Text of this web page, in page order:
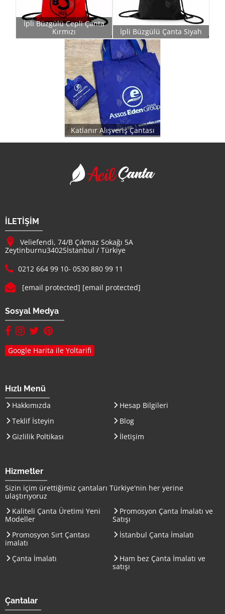
İpli Büzgülü Cepli Çanta
Kırmızı
İpli Büzgülü Çanta Siyah
Katlanır Alışveriş Çantası
İLETİŞİM
Adresimiz :
Veliefendi, 74/B Çıkmaz Sokağı 5A
Zeytinburnu34025İstanbul / Türkiye
Telefon :
0212 664 99 10- 0530 880 99 11
E-mail :
[email protected] [email protected]
Sosyal Medya
facebook hesabımız(yeni sayfada açılır)
instagram hesabımız(yeni sayfada açılır)
twitter hesabımız(yeni sayfada açılır)
pinterest hesabımız (yeni sayfada açılır)
Google Harita ile Yoltarifi
Hızlı Menü
Hakkımızda
Hesap Bilgileri
Teklif İsteyin
Blog
Gizlilik Poltikası
İletişim
Hizmetler
Sizin içim ürettiğimiz çantaları Türkiye'nin her yerine
ulaştırıyoruz
Kaliteli Çanta Üretimi Yeni
Modeller
Promosyon Çanta İmalatı ve
Satışı
Promosyon Sırt Çantası
imalatı
İstanbul Çanta İmalatı
Çanta İmalatı
Ham bez Çanta İmalatı ve
satışı
Çantalar